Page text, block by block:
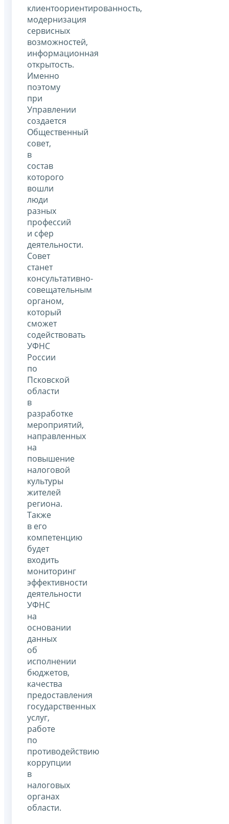
клиентоориентированность,
модернизация
сервисных
возможностей,
информационная
открытость.
Именно
поэтому
при
Управлении
создается
Общественный
совет,
в
состав
которого
вошли
люди
разных
профессий
и сфер
деятельности.
Совет
станет
консультативно-
совещательным
органом,
который
сможет
содействовать
УФНС
России
по
Псковской
области
в
разработке
мероприятий,
направленных
на
повышение
налоговой
культуры
жителей
региона.
Также
в его
компетенцию
будет
входить
мониторинг
эффективности
деятельности
УФНС
на
основании
данных
об
исполнении
бюджетов,
качества
предоставления
государственных
услуг,
работе
по
противодействию
коррупции
в
налоговых
органах
области.